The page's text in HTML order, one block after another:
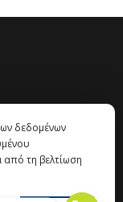
δεδομένων
τη βελτίωση